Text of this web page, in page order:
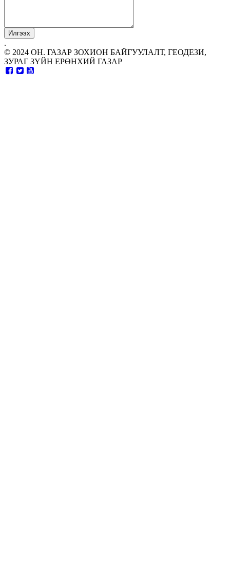
.
© 2024 ОН. ГАЗАР ЗОХИОН БАЙГУУЛАЛТ, ГЕОДЕЗИ,
ЗУРАГ ЗҮЙН ЕРӨНХИЙ ГАЗАР